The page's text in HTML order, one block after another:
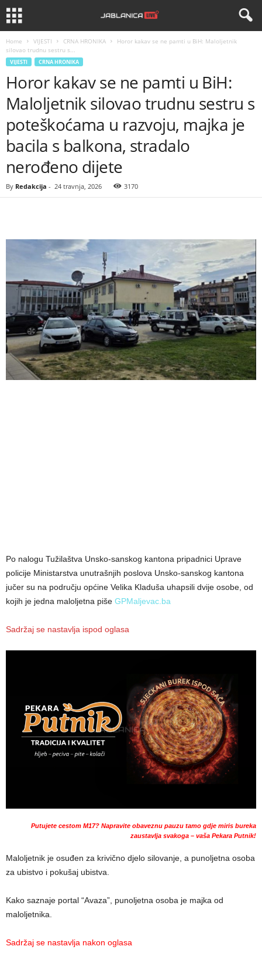
Home VIJESTI CRNA HRONIKA
Horor kakav se ne pamti u BiH: Maloljetnik
silovao trudnu sestru s...
VIJESTI CRNA HRONIKA
Horor kakav se ne pamti u BiH:
Maloljetnik silovao trudnu sestru s
poteškoćama u razvoju, majka je
bacila s balkona, stradalo
nerođeno dijete
By Redakcija - 24 travnja, 2026 3170
Po nalogu Tužilaštva Unsko-sanskog kantona pripadnici Uprave
policije Ministarstva unutrašnjih poslova Unsko-sanskog kantona
jučer su na području općine Velika Kladuša uhapsili dvije osobe, od
kojih je jedna maloljetna piše GPMaljevac.ba
Sadržaj se nastavlja ispod oglasa
Putujete cestom M17? Napravite obaveznu pauzu tamo gdje miris bureka
zaustavlja svakoga – vaša Pekara Putnik!
Maloljetnik je osuđen za krivično djelo silovanje, a punoljetna osoba
za ubistvo i pokušaj ubistva.
Kako saznaje portal “Avaza”, punoljetna osoba je majka od
maloljetnika.
Sadržaj se nastavlja nakon oglasa